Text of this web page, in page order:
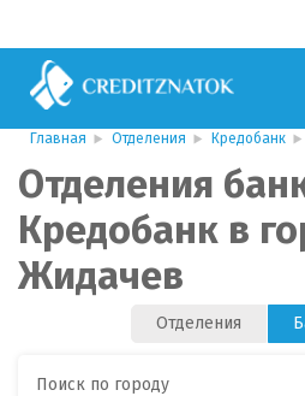
Главная Отделения Кредобанк
Отделения
Кредобанк в
Жидачев
Отделения
Поиск по городу